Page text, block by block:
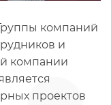
компаний
и
компании
проектов